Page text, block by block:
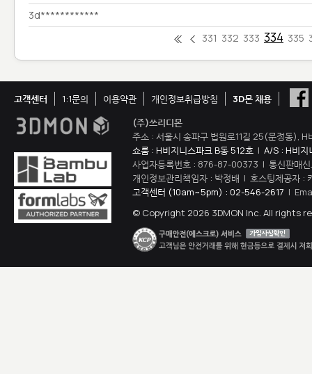
3d************
331 332 333 334 335
고객센터 1:1문의 이용약관 개인정보취급방침
3D몬 채용
(주)쓰리디몬
주소 : 서울시 송파구 법원로11길 25(문정동),
쇼룸 : H비지니스파크 B동 512호 | A/S : H비지
사업자등록번호 : 876-87-00373 | 통신판매
개인정보관리책임자 : 박정배 | 호스팅제공자 :
고객센터 (10am~5pm) : 02-546-2617 |
© Copyright 2026 3DMON Inc. All rights